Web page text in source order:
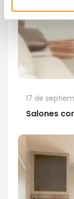
Salones
17 de